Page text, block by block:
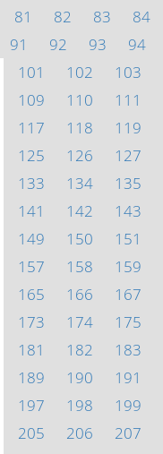
81
82 83 84
91
92 93 94
101
102 103
109
110 111
117
118 119
125
126 127
133
134 135
141
142 143
149
150 151
157
158 159
165
166 167
173
174 175
181
182 183
189
190 191
197
198 199
205
206 207